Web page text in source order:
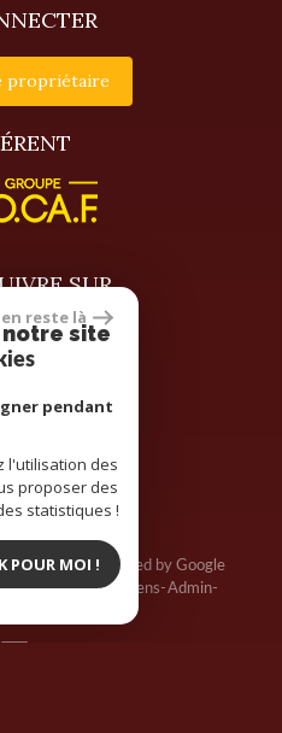
propriétaire
SUR
par
| Traduction powered by Google
Nos honoraires Liens Admin
reste là
notre site
pendant
l'utilisation des
proposer des
statistiques !
POUR MOI !